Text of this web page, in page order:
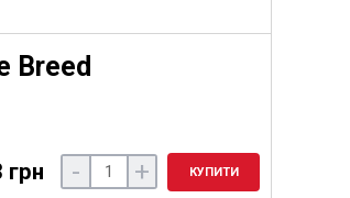
Breed
грн - + КУПИТИ